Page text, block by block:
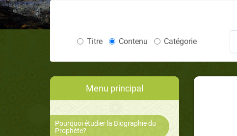
Titre Contenu Catégorie
Menu principal
Pourquoi étudier la Biographie du
Prophète?